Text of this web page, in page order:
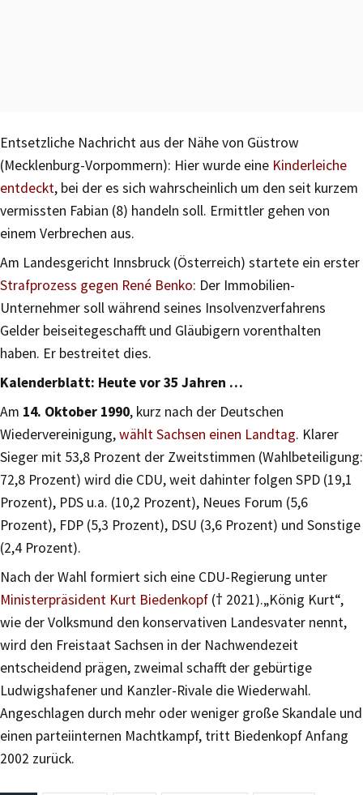
Entsetzliche Nachricht aus der Nähe von Güstrow
(Mecklenburg-Vorpommern): Hier wurde eine Kinderleiche
entdeckt, bei der es sich wahrscheinlich um den seit kurzem
vermissten Fabian (8) handeln soll. Ermittler gehen von
einem Verbrechen aus.
Am Landesgericht Innsbruck (Österreich) startete ein erster
Strafprozess gegen René Benko: Der Immobilien-
Unternehmer soll während seines Insolvenzverfahrens
Gelder beiseitegeschafft und Gläubigern vorenthalten
haben. Er bestreitet dies.
Kalenderblatt: Heute vor 35 Jahren …
Am 14. Oktober 1990, kurz nach der Deutschen
Wiedervereinigung,wählt Sachsen einen Landtag. Klarer
Sieger mit 53,8 Prozent der Zweitstimmen (Wahlbeteiligung:
72,8 Prozent) wird die CDU, weit dahinter folgen SPD (19,1
Prozent), PDS u.a. (10,2 Prozent), Neues Forum (5,6
Prozent), FDP (5,3 Prozent), DSU (3,6 Prozent) und Sonstige
(2,4 Prozent).
Nach der Wahl formiert sich eine CDU-Regierung unter
Ministerpräsident Kurt Biedenkopf († 2021).„König Kurt“,
wie der Volksmund den konservativen Landesvater nennt,
wird den Freistaat Sachsen in der Nachwendezeit
entscheidend prägen, zweimal schafft der gebürtige
Ludwigshafener und Kanzler-Rivale die Wiederwahl.
Angeschlagen durch mehr oder weniger große Skandale und
einen parteiinternen Machtkampf, tritt Biedenkopf Anfang
2002 zurück.